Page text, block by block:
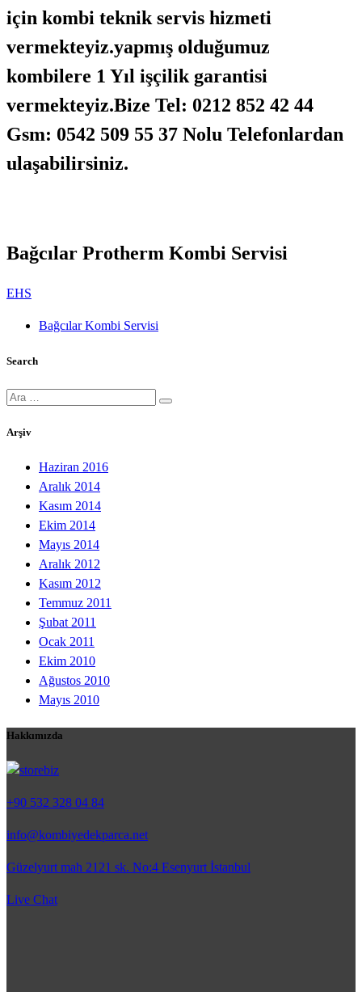
için kombi teknik servis hizmeti
vermekteyiz.yapmış olduğumuz
kombilere 1 Yıl işçilik garantisi
vermekteyiz.Bize Tel: 0212 852 42 44
Gsm: 0542 509 55 37 Nolu Telefonlardan
ulaşabilirsiniz.
Bağcılar Protherm Kombi Servisi
EHS
Bağcılar Kombi Servisi
Search
Ara:
Arşiv
Haziran 2016
Aralık 2014
Kasım 2014
Ekim 2014
Mayıs 2014
Aralık 2012
Kasım 2012
Temmuz 2011
Şubat 2011
Ocak 2011
Ekim 2010
Ağustos 2010
Mayıs 2010
Hakkımızda
+90 532 328 04 84
info@kombiyedekparca.net
Güzelyurt mah 2121 sk. No:4 Esenyurt İstanbul
Live Chat